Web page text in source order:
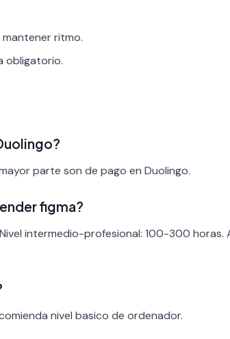
ritmo.
obligatorio.
parte son de pago en Duolingo.
figma?
intermedio-profesional: 100-300 horas.
nivel basico de ordenador.